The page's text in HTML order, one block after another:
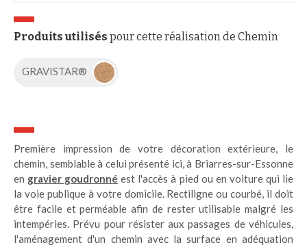
Produits utilisés pour cette réalisation de Chemin
GRAVISTAR®
Première impression de votre décoration extérieure, le
chemin, semblable à celui présenté ici, à Briarres-sur-Essonne
en gravier goudronné est l'accès à pied ou en voiture qui lie
la voie publique à votre domicile. Rectiligne ou courbé, il doit
être facile et perméable afin de rester utilisable malgré les
intempéries. Prévu pour résister aux passages de véhicules,
l'aménagement d'un chemin avec la surface en adéquation